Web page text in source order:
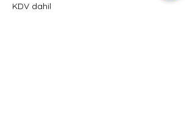
KDV dahil